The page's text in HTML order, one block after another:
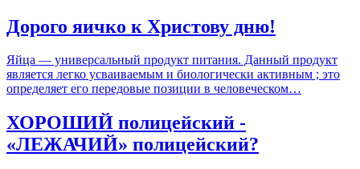
Дорого яичко к Христову дню!
Яйца — универсальный продукт питания. Данный продукт
является легко усваиваемым и биологически активным ; это
определяет его передовые позиции в человеческом…
ХОРОШИЙ полицейский -
«ЛЕЖАЧИЙ» полицейский?